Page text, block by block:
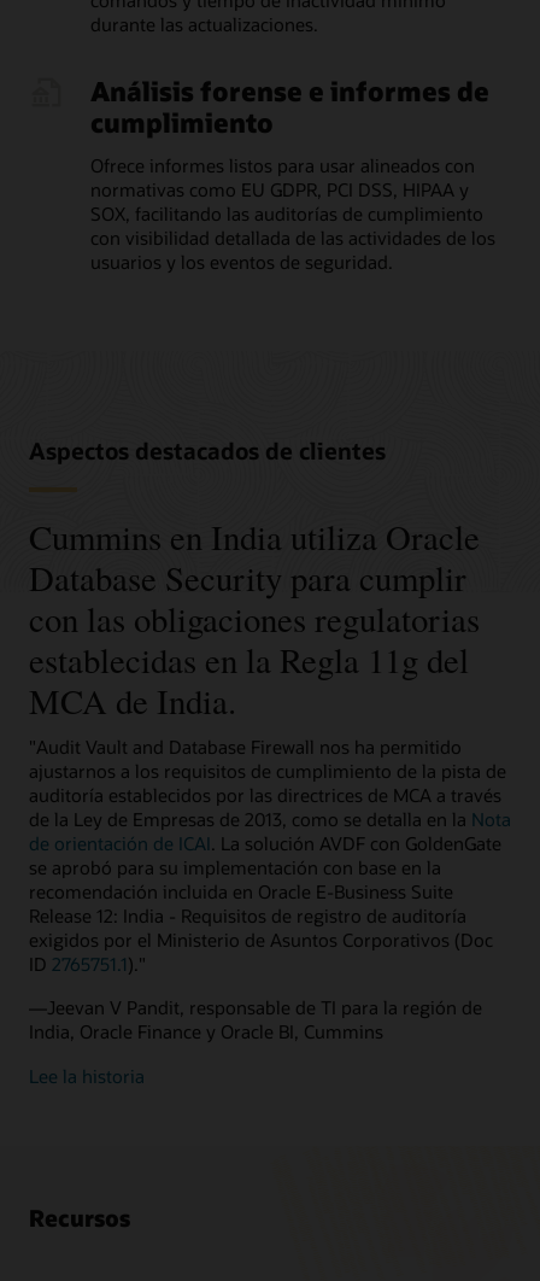
durante las actualizaciones.
Análisis forense e informes de
cumplimiento
Ofrece informes listos para usar alineados con
normativas como EU GDPR, PCI DSS, HIPAA y
SOX, facilitando las auditorías de cumplimiento
con visibilidad detallada de las actividades de los
usuarios y los eventos de seguridad.
Aspectos destacados de clientes
Cummins en India utiliza Oracle
Database Security para cumplir
con las obligaciones regulatorias
establecidas en la Regla 11g del
MCA de India.
"Audit Vault and Database Firewall nos ha permitido
ajustarnos a los requisitos de cumplimiento de la pista de
auditoría establecidos por las directrices de MCA a través
de la Ley de Empresas de 2013, como se detalla en la Nota
de orientación de ICAI. La solución AVDF con GoldenGate
se aprobó para su implementación con base en la
recomendación incluida en Oracle E-Business Suite
Release 12: India - Requisitos de registro de auditoría
exigidos por el Ministerio de Asuntos Corporativos (Doc
ID 2765751.1)."
—Jeevan V Pandit, responsable de TI para la región de
India, Oracle Finance y Oracle BI, Cummins
Lee la historia
Recursos